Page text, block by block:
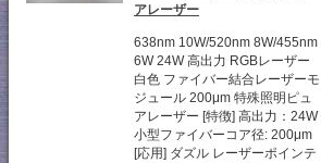
アレーザー
638nm 10W/520nm 8W/455nm
6W 24W 高出力 RGBレーザー
白色 ファイバー結合レーザーモ
ジュール 200μm 特殊照明ピュ
アレーザー [特徴] 高出力：24W
小型ファイバーコア径: 200μm
[応用] ダズル レーザーポインテ